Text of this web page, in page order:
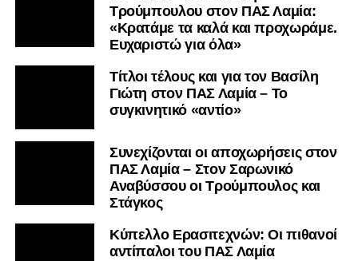
Τρούμπουλου στον ΠΑΣ Λαμία:
«Κρατάμε τα καλά και προχωράμε.
Ευχαριστώ για όλα»
Τίτλοι τέλους και για τον Βασίλη
Γιώτη στον ΠΑΣ Λαμία – Το
συγκινητικό «αντίο»
Συνεχίζονται οι αποχωρήσεις στον
ΠΑΣ Λαμία – Στον Σαρωνικό
Αναβύσσου οι Τρούμπουλος και
Στάγκος
Κύπελλο Ερασιτεχνών: Οι πιθανοί
αντίπαλοι του ΠΑΣ Λαμία